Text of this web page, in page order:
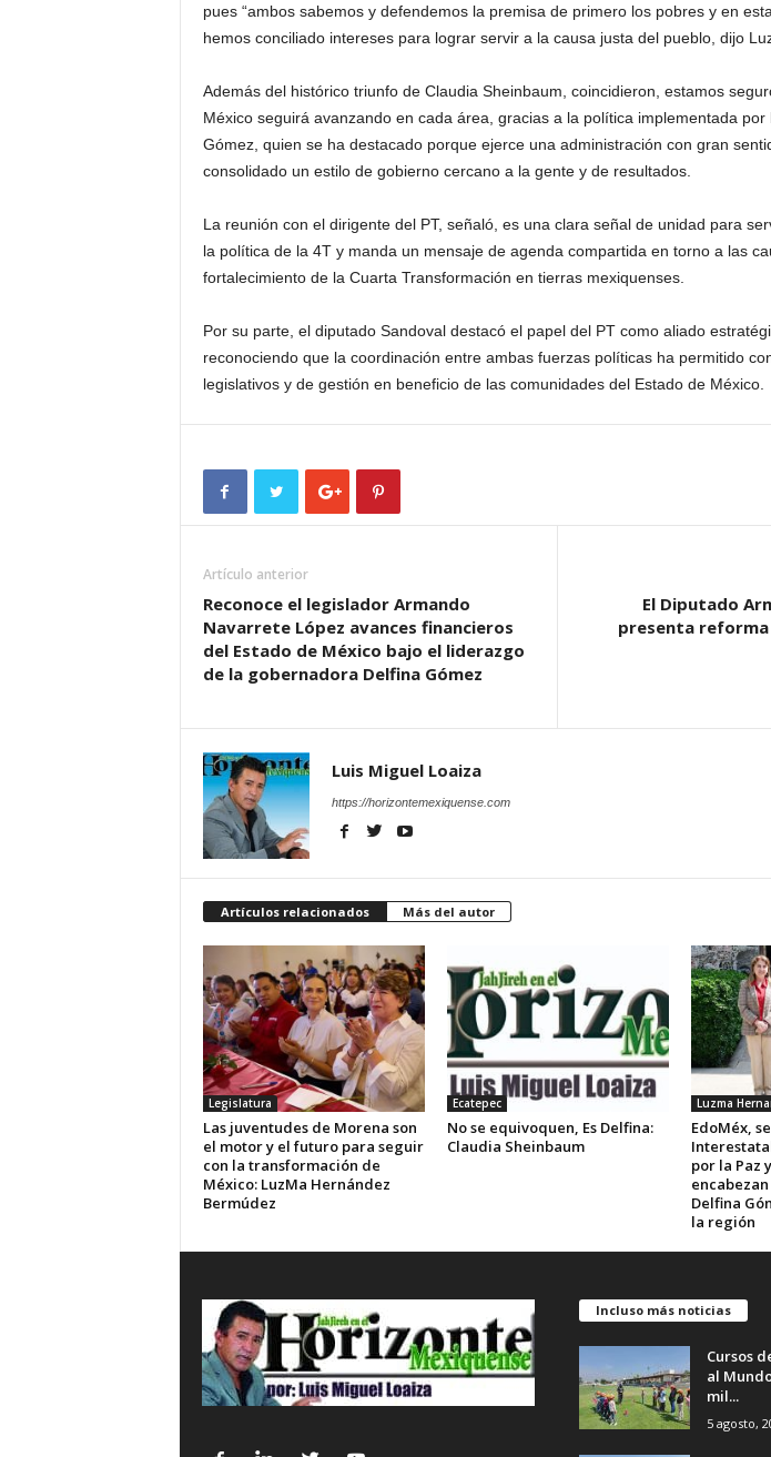
pues “ambos sabemos y defendemos la premisa de primero los pobres y en
hemos conciliado intereses para lograr servir a la causa justa del pueblo, dijo
Además del histórico triunfo de Claudia Sheinbaum, coincidieron, estamos
México seguirá avanzando en cada área, gracias a la política implementada por
Gómez, quien se ha destacado porque ejerce una administración con gran
consolidado un estilo de gobierno cercano a la gente y de resultados.
La reunión con el dirigente del PT, señaló, es una clara señal de unidad para
la política de la 4T y manda un mensaje de agenda compartida en torno a las
fortalecimiento de la Cuarta Transformación en tierras mexiquenses.
Por su parte, el diputado Sandoval destacó el papel del PT como aliado
reconociendo que la coordinación entre ambas fuerzas políticas ha permitido
legislativos y de gestión en beneficio de las comunidades del Estado de México.
Artículo anterior
Reconoce el legislador Armando
Navarrete López avances financieros
del Estado de México bajo el liderazgo
de la gobernadora Delfina Gómez
El Diputado
presenta
Luis Miguel Loaiza
https://horizontemexiquense.com
Artículos relacionados Más del autor
Legislatura
Las juventudes de Morena son
el motor y el futuro para seguir
con la transformación de
México: LuzMa Hernández
Bermúdez
Ecatepec
No se equivoquen, Es Delfina:
Claudia Sheinbaum
Luzma
EdoMéx,
por la Paz
Delfina
la región
Incluso más noticias
Cursos
al
mil...
5 agosto,